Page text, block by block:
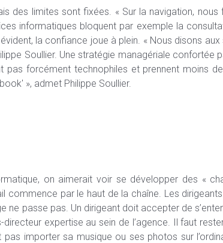
des limites sont fixées. « Sur la navigation, nous
informatiques bloquent par exemple la
la confiance joue à plein. « Nous disons aux
Soullier. Une stratégie managériale confortée
pas forcément technophiles et prennent moins
», admet Philippe Soullier.
on aimerait voir se développer des «
commence par le haut de la chaîne. Les
passe pas. Un dirigeant doit accepter de
expertise au sein de l’agence. Il faut
importer sa musique ou ses photos sur